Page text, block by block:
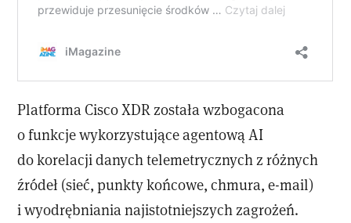
Platforma Cisco XDR została wzbogacona
o funkcje wykorzystujące agentową AI
do korelacji danych telemetrycznych z różnych
źródeł (sieć, punkty końcowe, chmura, e-mail)
i wyodrębniania najistotniejszych zagrożeń.